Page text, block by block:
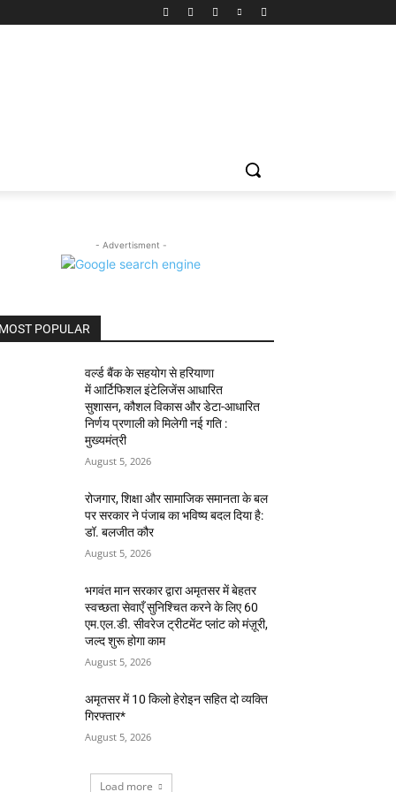
- Advertisment -
MOST POPULAR
वर्ल्ड बैंक के सहयोग से हरियाणा
में आर्टिफिशल इंटेलिजेंस आधारित
सुशासन, कौशल विकास और डेटा-आधारित
निर्णय प्रणाली को मिलेगी नई गति :
मुख्यमंत्री
August 5, 2026
रोजगार, शिक्षा और सामाजिक समानता के बल
पर सरकार ने पंजाब का भविष्य बदल दिया है:
डॉ. बलजीत कौर
August 5, 2026
भगवंत मान सरकार द्वारा अमृतसर में बेहतर
स्वच्छता सेवाएँ सुनिश्चित करने के लिए 60
एम.एल.डी. सीवरेज ट्रीटमेंट प्लांट को मंज़ूरी,
जल्द शुरू होगा काम
August 5, 2026
अमृतसर में 10 किलो हेरोइन सहित दो व्यक्ति
गिरफ्तार*
August 5, 2026
Load more